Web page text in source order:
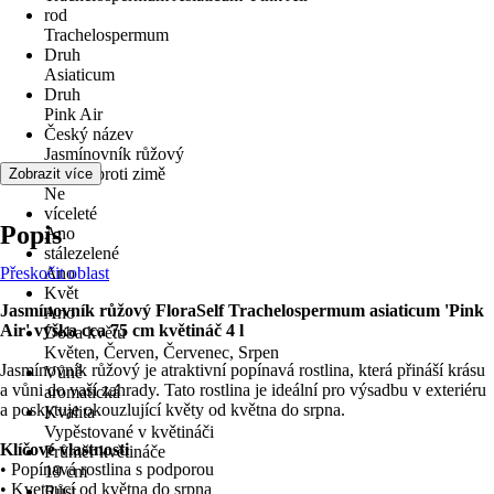
rod
Trachelospermum
Druh
Asiaticum
Druh
Pink Air
Český název
Jasmínovník růžový
odolné proti zimě
Ne
víceleté
Ano
stálezelené
Ano
Květ
Ano
Doba květu
Květen, Červen, Červenec, Srpen
Vůně
aromatická
Kvalita
Vypěstované v květináči
Průměr květináče
19 cm
Zobrazit více
Popis
Přeskočit oblast
Jasmínovník růžový FloraSelf Trachelospermum asiaticum 'Pink
Air' výška cca 75 cm květináč 4 l
Jasmínovník růžový je atraktivní popínavá rostlina, která přináší krásu
a vůni do vaší zahrady. Tato rostlina je ideální pro výsadbu v exteriéru
a poskytuje okouzlující květy od května do srpna.
Klíčové vlastnosti
• Popínavá rostlina s podporou
• Kvetoucí od května do srpna